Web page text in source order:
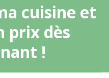
cuisine et
prix dès
!